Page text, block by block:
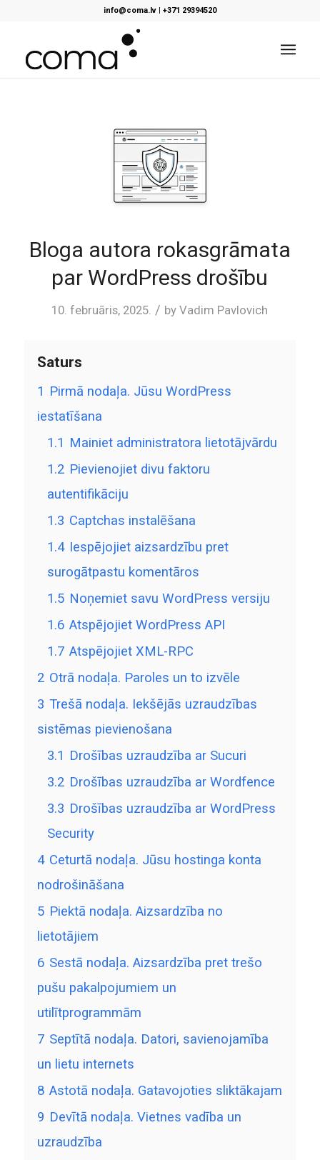
info@coma.lv| +371 29394520
Bloga autora rokasgrāmata
par WordPress drošību
10. februāris, 2025. / byVadim Pavlovich
Saturs
1 Pirmā nodaļa. Jūsu WordPress
iestatīšana
1.1 Mainiet administratora lietotājvārdu
1.2 Pievienojiet divu faktoru
autentifikāciju
1.3 Captchas instalēšana
1.4 Iespējojiet aizsardzību pret
surogātpastu komentāros
1.5 Noņemiet savu WordPress versiju
1.6 Atspējojiet WordPress API
1.7 Atspējojiet XML-RPC
2 Otrā nodaļa. Paroles un to izvēle
3 Trešā nodaļa. Iekšējās uzraudzības
sistēmas pievienošana
3.1 Drošības uzraudzība ar Sucuri
3.2 Drošības uzraudzība ar Wordfence
3.3 Drošības uzraudzība ar WordPress
Security
4 Ceturtā nodaļa. Jūsu hostinga konta
nodrošināšana
5 Piektā nodaļa. Aizsardzība no
lietotājiem
6 Sestā nodaļa. Aizsardzība pret trešo
pušu pakalpojumiem un
utilītprogrammām
7 Septītā nodaļa. Datori, savienojamība
un lietu internets
8 Astotā nodaļa. Gatavojoties sliktākajam
9 Devītā nodaļa. Vietnes vadība un
uzraudzība